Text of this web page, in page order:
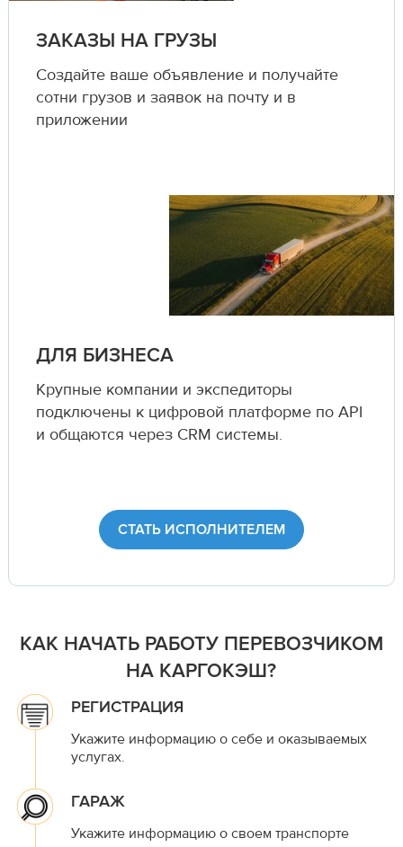
ЗАКАЗЫ НА ГРУЗЫ
Создайте ваше объявление и получайте
сотни грузов и заявок на почту и в
приложении
ДЛЯ БИЗНЕСА
Крупные компании и экспедиторы
подключены к цифровой платформе по API
и общаются через CRM системы.
СТАТЬ ИСПОЛНИТЕЛЕМ
КАК НАЧАТЬ РАБОТУ ПЕРЕВОЗЧИКОМ
НА КАРГОКЭШ?
РЕГИСТРАЦИЯ
Укажите информацию о себе и оказываемых
услугах.
ГАРАЖ
Укажите информацию о своем транспорте